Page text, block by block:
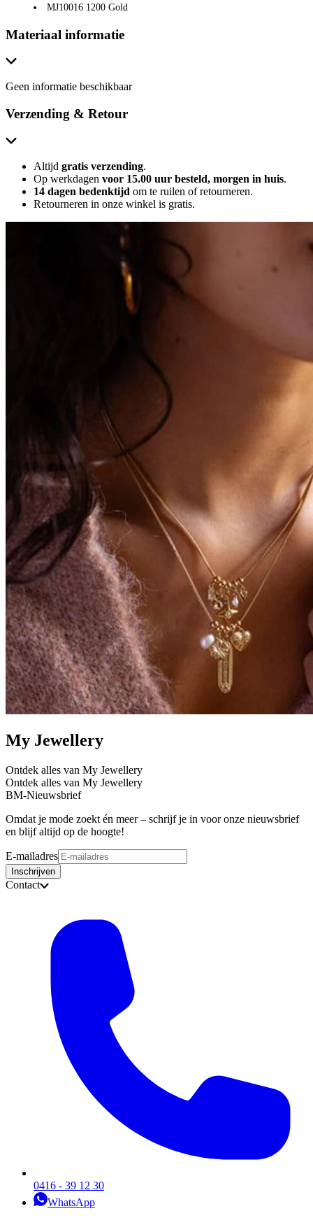
MJ10016 1200 Gold
Materiaal informatie
Geen informatie beschikbaar
Verzending & Retour
Altijd gratis verzending.
Op werkdagen voor 15.00 uur besteld, morgen in huis.
14 dagen bedenktijd om te ruilen of retourneren.
Retourneren in onze winkel is gratis.
My Jewellery
Ontdek alles van My Jewellery
Ontdek alles van My Jewellery
BM-Nieuwsbrief
Omdat je mode zoekt én meer – schrijf je in voor onze nieuwsbrief
en blijf altijd op de hoogte!
E-mailadres
Inschrijven
Contact
0416 - 39 12 30
WhatsApp